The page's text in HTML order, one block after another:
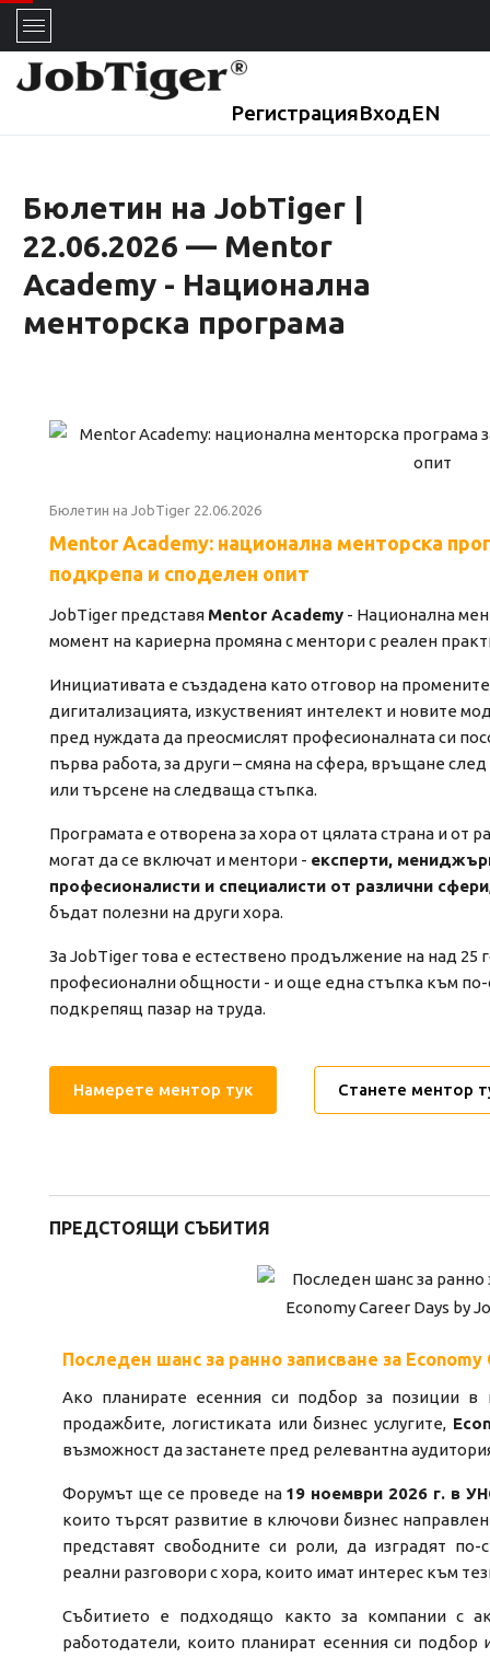
РегистрацияВходEN
Бюлетин на JobTiger |
22.06.2026 — Mentor
Academy - Национална
менторска програма
Бюлетин на JobTiger 22.06.2026
Mentor Academy: национална менторска
подкрепа и споделен опит
JobTiger представя Mentor Academy - Национална
момент на кариерна промяна с ментори с реален
Инициативата е създадена като отговор на
дигитализацията, изкуственият интелект и новите
пред нуждата да преосмислят професионалната си
първа работа, за други – смяна на сфера, връщане
или търсене на следваща стъпка.
Програмата е отворена за хора от цялата страна и от
могат да се включат и ментори - експерти,
професионалисти и специалисти от различни сфери
бъдат полезни на други хора.
За JobTiger това е естествено продължение на над 25
професионални общности - и още една стъпка към
подкрепящ пазар на труда.
Намерете ментор тук Станете ментор
ПРЕДСТОЯЩИ СЪБИТИЯ
Последен шанс за ранно записване за
Ако планирате есенния си подбор за позиции в
продажбите, логистиката или бизнес услугите,
възможност да застанете пред релевантна
Форумът ще се проведе на 19 ноември 2026 г. в
които търсят развитие в ключови бизнес
представят свободните си роли, да изградят по-
реални разговори с хора, които имат интерес към
Събитието е подходящо както за компании с
работодатели, които планират есенния си подбор